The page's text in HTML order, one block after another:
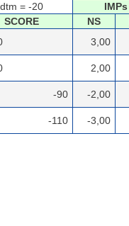
dtm = -20
IMPs
SCORE NS
3,00
2,00
-90 -2,00
-110 -3,00